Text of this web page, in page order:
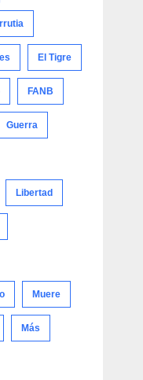
El Tigre
FANB
Guerra
Libertad
Muere
Más